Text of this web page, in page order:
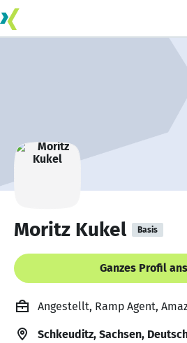
Moritz Kukel Basis
Ganzes Profil
Angestellt, Ramp Agent,
Schkeuditz, Sachsen,